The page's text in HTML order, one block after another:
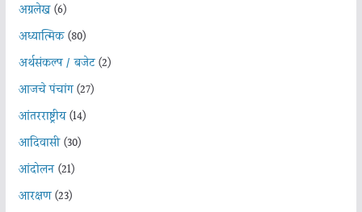
अग्रलेख(6)
अध्यात्मिक(80)
अर्थसंकल्प / बजेट(2)
आजचे पंचांग(27)
आंतरराष्ट्रीय(14)
आदिवासी(30)
आंदोलन(21)
आरक्षण(23)